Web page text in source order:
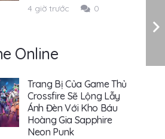
4 giờ trước 0
Online
Trang Bị Của Game Thủ
Crossfire Sẽ Lộng Lẫy
Ánh Đèn Với Kho Báu
Hoàng Gia Sapphire
Neon Punk